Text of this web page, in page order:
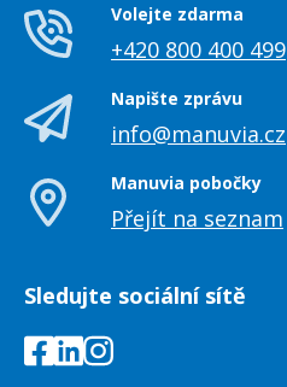
Volejte zdarma
+420 800 400 499
Napište zprávu
info@manuvia.cz
Manuvia pobočky
Přejít na seznam
Sledujte sociální sítě